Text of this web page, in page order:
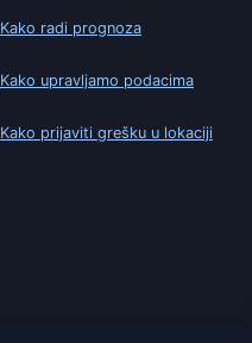
Kako radi prognoza
Kako upravljamo podacima
Kako prijaviti grešku u lokaciji